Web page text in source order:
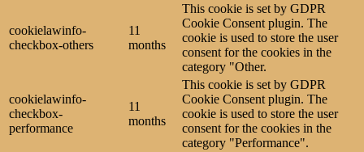
cookielawinfo-
checkbox-others
11
months
This cookie is set by GDPR
Cookie Consent plugin. The
cookie is used to store the user
consent for the cookies in the
category "Other.
cookielawinfo-
checkbox-
performance
11
months
This cookie is set by GDPR
Cookie Consent plugin. The
cookie is used to store the user
consent for the cookies in the
category "Performance".